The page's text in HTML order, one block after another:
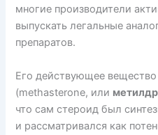
многие производители
выпускать легальные
препаратов.
Его действующее
(methasterone, или
что сам стероид был
и рассматривался как